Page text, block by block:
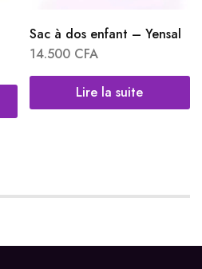
Sac à dos enfant – Yensal
14.500 CFA
Lire la suite